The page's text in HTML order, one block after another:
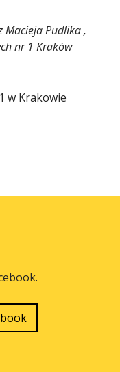
Macieja Pudlika ,
nr 1 Kraków
w Krakowie